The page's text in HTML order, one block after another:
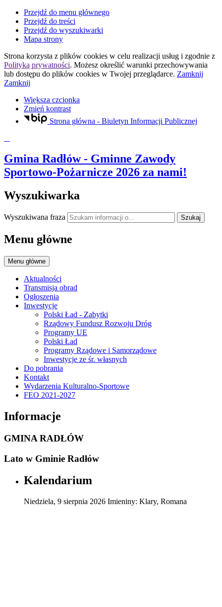
Przejdź do menu głównego
Przejdź do treści
Przejdź do wyszukiwarki
Mapa strony
Strona korzysta z plików cookies w celu realizacji usług i zgodnie z
Polityką prywatności. Możesz określić warunki przechowywania
lub dostępu do plików cookies w Twojej przeglądarce. Zamknij
Zamknij
Większa czcionka
Zmień kontrast
Strona główna - Biuletyn Informacji Publicznej
Gmina Radłów- Gminne Zawody
Sportowo-Pożarnicze 2026 za nami!
Wyszukiwarka
Wyszukiwana fraza Szukaj
Menu główne
Menu główne
Aktualności
Transmisja obrad
Ogłoszenia
Inwestycje
Polski Ład - Zabytki
Rządowy Fundusz Rozwoju Dróg
Programy UE
Polski Ład
Programy Rządowe i Samorządowe
Inwestycje ze śr. własnych
Do pobrania
Kontakt
Wydarzenia Kulturalno-Sportowe
FEO 2021-2027
Informacje
GMINA RADŁÓW
Lato w Gminie Radłów
Kalendarium
Niedziela, 9 sierpnia 2026 Imieniny: Klary, Romana